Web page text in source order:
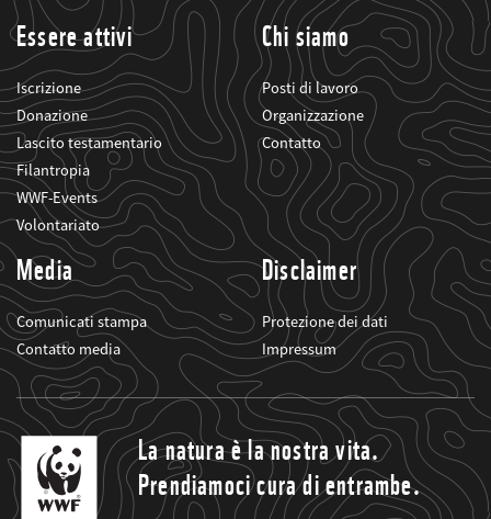
Essere attivi
Iscrizione
Donazione
Lascito testamentario
Filantropia
WWF-Events
Volontariato
Chi siamo
Posti di lavoro
Organizzazione
Contatto
Media
Comunicati stampa
Contatto media
Disclaimer
Protezione dei dati
Impressum
La natura è la nostra vita.
Prendiamoci cura di entrambe.